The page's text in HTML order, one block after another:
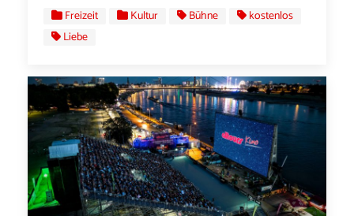
Freizeit Kultur Bühne
kostenlos
Liebe